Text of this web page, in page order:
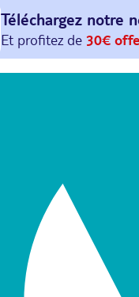
Téléchargez notre
Et profitez de 30€
avec le code :